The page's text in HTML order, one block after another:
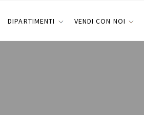
DIPARTIMENTI VENDI CON NOI